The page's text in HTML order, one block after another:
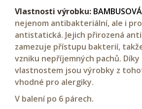
Vlastnosti výrobku:
nejenom antibakteriální, ale i
antistatická. Jejich přirozená
zamezuje přístupu bakterií,
vzniku nepříjemných pachů.
vlastnostem jsou výrobky z
vhodné pro alergiky.
V balení po 6 párech.